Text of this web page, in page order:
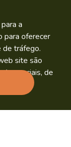
a
para oferecer
de tráfego.
site são
sociais, de